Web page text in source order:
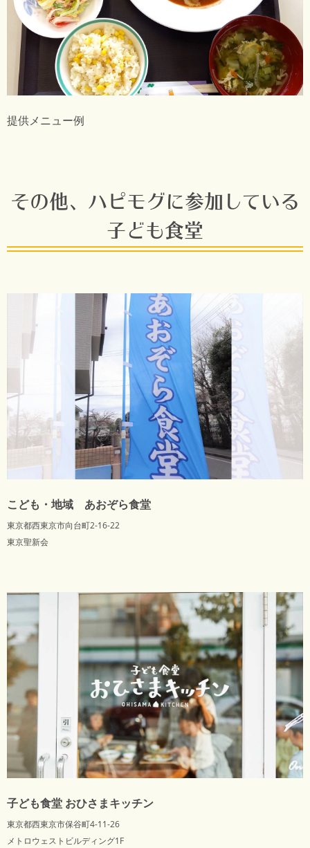
提供メニュー例
その他、ハピモグに参加している
子ども食堂
こども・地域 あおぞら食堂
東京都西東京市向台町2-16-22
東京聖新会
子ども食堂 おひさまキッチン
東京都西東京市保谷町4-11-26
メトロウェストビルディング1F